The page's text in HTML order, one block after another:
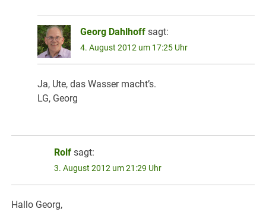
Georg Dahlhoff sagt:
4. August 2012 um 17:25 Uhr
Ja, Ute, das Wasser macht’s.
LG, Georg
Rolf sagt:
3. August 2012 um 21:29 Uhr
Hallo Georg,